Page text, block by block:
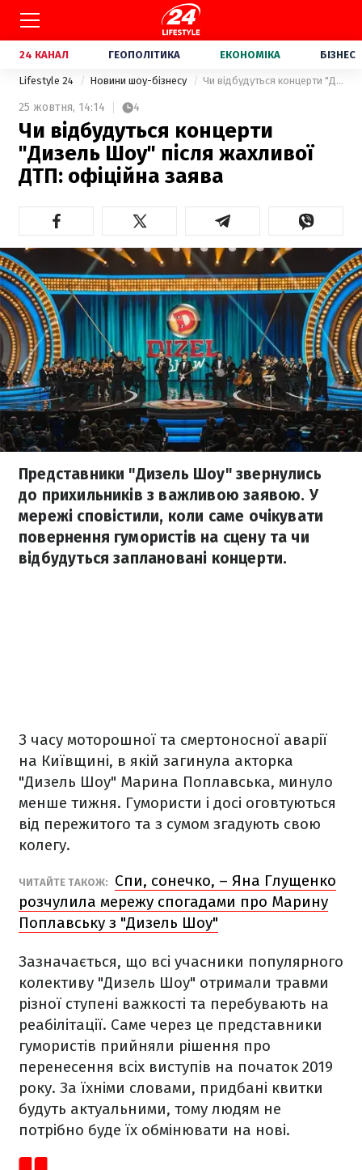
24 КАНАЛ ГЕОПОЛІТИКА ЕКОНОМІКА БІЗНЕС
Lifestyle 24 Новини шоу-бізнесу Чи відбудуться концерти "Дизель Шоу" після жахливої ДТП: офіційна заява
25 жовтня, 14:14 4
Чи відбудуться концерти
"Дизель Шоу" після жахливої
ДТП: офіційна заява
Представники "Дизель Шоу" звернулись
до прихильників з важливою заявою. У
мережі сповістили, коли саме очікувати
повернення гумористів на сцену та чи
відбудуться заплановані концерти.
З часу моторошної та смертоносної аварії
на Київщині, в якій загинула акторка
"Дизель Шоу" Марина Поплавська, минуло
менше тижня. Гумористи і досі оговтуються
від пережитого та з сумом згадують свою
колегу.
ЧИТАЙТЕ ТАКОЖ:
Спи, сонечко, – Яна Глущенко
розчулила мережу спогадами про Марину
Поплавську з "Дизель Шоу"
Зазначається, що всі учасники популярного
колективу "Дизель Шоу" отримали травми
різної ступені важкості та перебувають на
реабілітації. Саме через це представники
гумористів прийняли рішення про
перенесення всіх виступів на початок 2019
року. За їхніми словами, придбані квитки
будуть актуальними, тому людям не
потрібно буде їх обмінювати на нові.